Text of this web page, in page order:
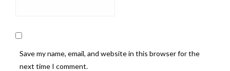
Save my name, email, and website in this browser for the
next time I comment.